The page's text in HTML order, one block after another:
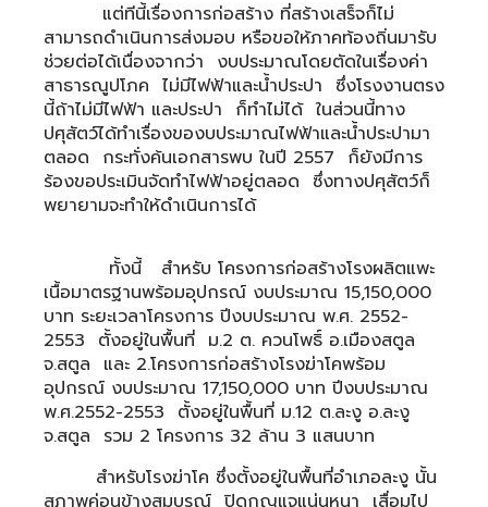
แต่ทีนี้เรื่องการก่อสร้าง ที่สร้างเสร็จก็ไม่
สามารถดำเนินการส่งมอบ หรือขอให้ภาคท้องถิ่นมารับ
ช่วยต่อได้เนื่องจากว่า งบประมาณโดยตัดในเรื่องค่า
สาธารณูปโภค ไม่มีไฟฟ้าและน้ำประปา ซึ่งโรงงานตรง
นี้ถ้าไม่มีไฟฟ้า และประปา ก็ทำไม่ได้ ในส่วนนี้ทาง
ปศุสัตว์ได้ทำเรื่องของบประมาณไฟฟ้าและน้ำประปามา
ตลอด กระทั่งค้นเอกสารพบ ในปี 2557 ก็ยังมีการ
ร้องขอประเมินจัดทำไฟฟ้าอยู่ตลอด ซึ่งทางปศุสัตว์ก็
พยายามจะทำให้ดำเนินการได้
ทั้งนี้ สำหรับ โครงการก่อสร้างโรงผลิตแพะ
เนื้อมาตรฐานพร้อมอุปกรณ์ งบประมาณ 15,150,000
บาท ระยะเวลาโครงการ ปีงบประมาณ พ.ศ. 2552-
2553 ตั้งอยู่ในพื้นที่ ม.2 ต. ควนโพธิ์ อ.เมืองสตูล
จ.สตูล และ 2.โครงการก่อสร้างโรงฆ่าโคพร้อม
อุปกรณ์ งบประมาณ 17,150,000 บาท ปีงบประมาณ
พ.ศ.2552-2553 ตั้งอยู่ในพื้นที่ ม.12 ต.ละงู อ.ละงู
จ.สตูล รวม 2 โครงการ 32 ล้าน 3 แสนบาท
สำหรับโรงฆ่าโค ซึ่งตั้งอยู่ในพื้นที่อำเภอละงู นั้น